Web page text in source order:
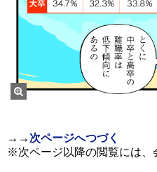
→ → 次ページへつづく
※次ページ以降の閲覧には、